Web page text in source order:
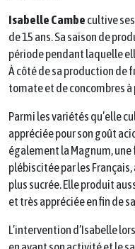
Isabelle Cambe cultive
de 15 ans. Sa saison de
période pendant laquelle
À côté de sa production de
tomate et de concombres
Parmi les variétés qu’elle
appréciée pour son goût
également la Magnum,
plébiscitée par les
plus sucrée. Elle produit
et très appréciée en fin de
L’intervention d’Isabelle